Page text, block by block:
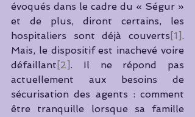
évoqués dans le cadre du « Ségur »
et de plus, diront certains, les
hospitaliers sont déjà couverts [1].
Mais, le dispositif est inachevé voire
défaillant [2]. Il ne répond pas
actuellement aux besoins de
sécurisation des agents : comment
être tranquille lorsque sa famille